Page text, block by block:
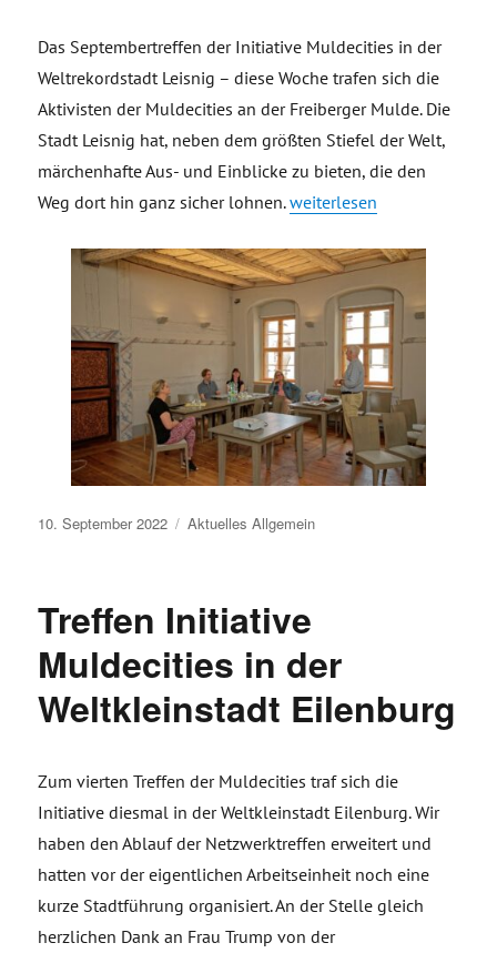
Das Septembertreffen der Initiative Muldecities in der
Weltrekordstadt Leisnig – diese Woche trafen sich die
Aktivisten der Muldecities an der Freiberger Mulde. Die
Stadt Leisnig hat, neben dem größten Stiefel der Welt,
märchenhafte Aus- und Einblicke zu bieten, die den
Weg dort hin ganz sicher lohnen.„Treffen Initiative
weiterlesen
Veröffentlicht
10. September 2022 Aktuelles Allgemein
Treffen Initiative
Muldecities in der
Weltkleinstadt Eilenburg
Zum vierten Treffen der Muldecities traf sich die
Initiative diesmal in der Weltkleinstadt Eilenburg. Wir
haben den Ablauf der Netzwerktreffen erweitert und
hatten vor der eigentlichen Arbeitseinheit noch eine
kurze Stadtführung organisiert. An der Stelle gleich
herzlichen Dank an Frau Trump von der